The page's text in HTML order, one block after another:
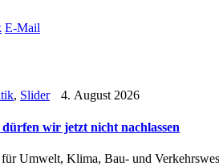
E-Mail
, Slider 4. August 2026
wir jetzt nicht nachlassen
Umwelt, Klima, Bau- und